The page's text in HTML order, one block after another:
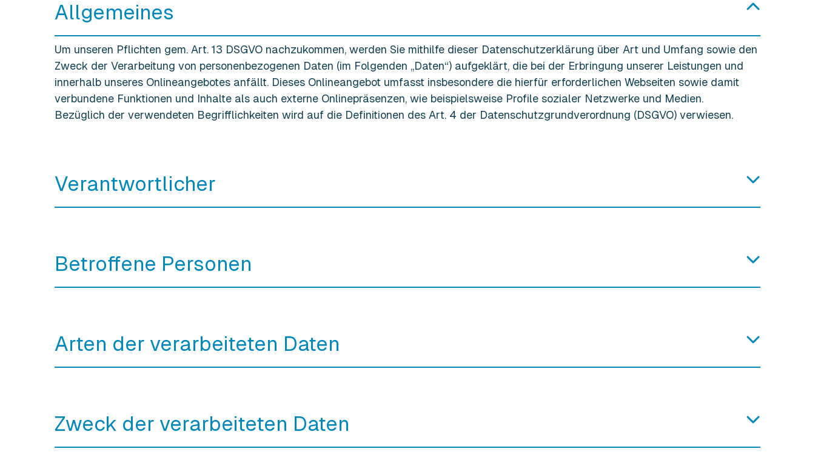
Allgemeines
Um unseren Pflichten gem. Art. 13 DSGVO nachzukommen, werden Sie mithilfe dieser Datenschutzerklärung über Art und Umfang sowie den
Zweck der Verarbeitung von personenbezogenen Daten (im Folgenden „Daten“) aufgeklärt, die bei der Erbringung unserer Leistungen und
innerhalb unseres Onlineangebotes anfällt. Dieses Onlineangebot umfasst insbesondere die hierfür erforderlichen Webseiten sowie damit
verbundene Funktionen und Inhalte als auch externe Onlinepräsenzen, wie beispielsweise Profile sozialer Netzwerke und Medien.
Bezüglich der verwendeten Begrifflichkeiten wird auf die Definitionen des Art. 4 der Datenschutzgrundverordnung (DSGVO) verwiesen.
Verantwortlicher
Betroffene Personen
Arten der verarbeiteten Daten
Zweck der verarbeiteten Daten